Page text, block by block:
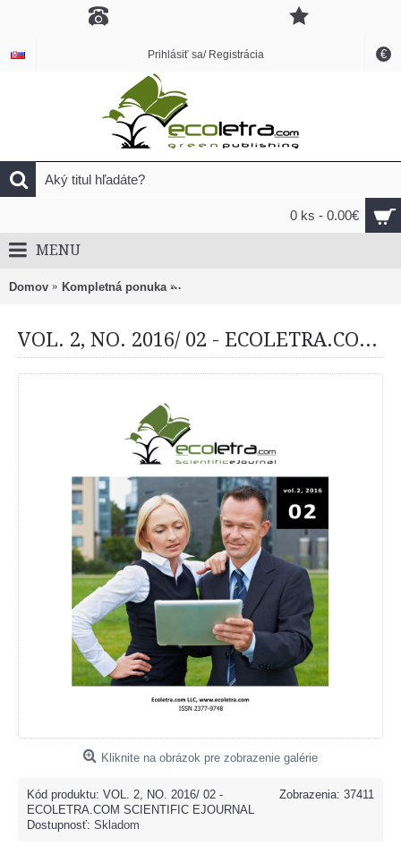
€
Prihlásiť sa/ Registrácia
0 ks - 0.00€
MENU
Domov Kompletná ponuka VOL. 2, NO. 2016/ 02 -
VOL. 2, NO. 2016/ 02 - ECOLETRA.COM SCIENTIFIC EJOURNAL
Kliknite na obrázok pre zobrazenie galérie
Zobrazenia: 37411
Kód produktu: VOL. 2, NO. 2016/ 02 -
ECOLETRA.COM SCIENTIFIC EJOURNAL
Dostupnosť: Skladom